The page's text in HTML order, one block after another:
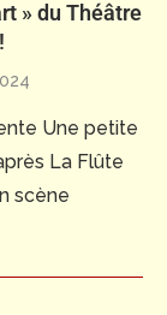
» du Théâtre
Une petite
La Flûte
scène